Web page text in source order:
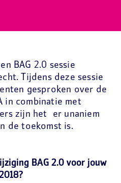
BAG 2.0 sessie
Tijdens deze sessie
gesproken over de
in combinatie met
zijn het er unaniem
de toekomst is.
BAG 2.0 voor jouw